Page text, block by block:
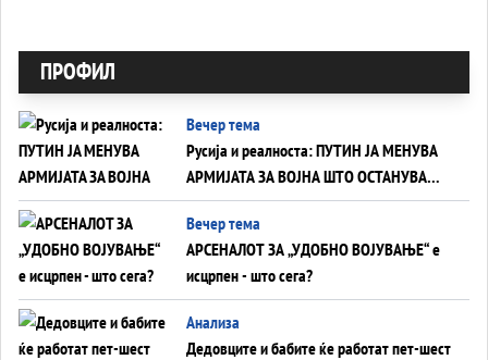
ПРОФИЛ
Вечер тема
Русија и реалноста: ПУТИН ЈА МЕНУВА
АРМИЈАТА ЗА ВОЈНА ШТО ОСТАНУВА
БЕЗ ФРОНТ
Вечер тема
АРСЕНАЛОТ ЗА „УДОБНО ВОЈУВАЊЕ“ е
исцрпен - што сега?
Анализа
Дедовците и бабите ќе работат пет-шест